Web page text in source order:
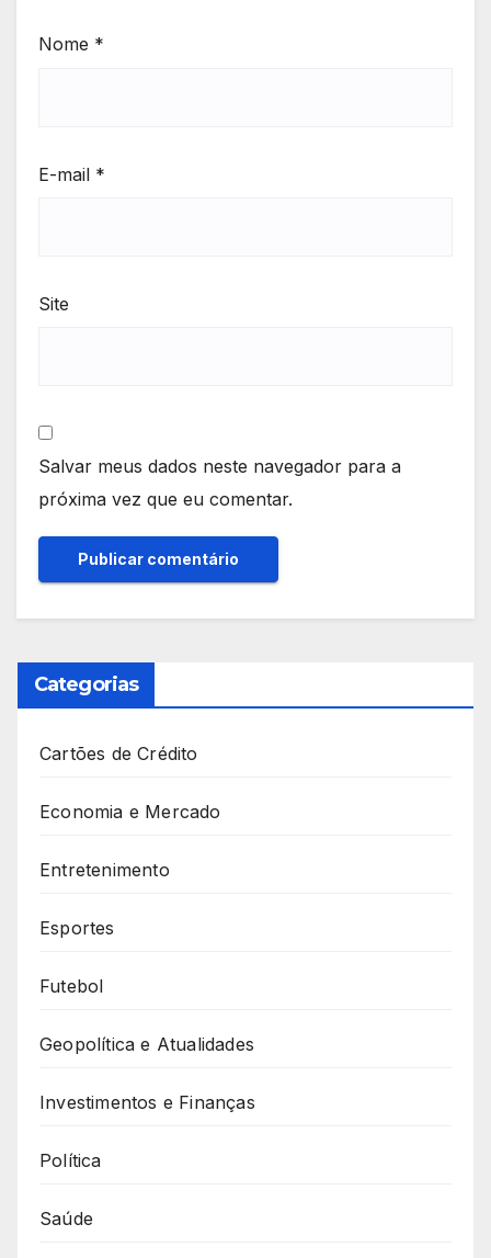
Nome *
E-mail *
Site
Salvar meus dados neste navegador para a
próxima vez que eu comentar.
Categorias
Cartões de Crédito
Economia e Mercado
Entretenimento
Esportes
Futebol
Geopolítica e Atualidades
Investimentos e Finanças
Política
Saúde